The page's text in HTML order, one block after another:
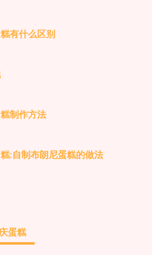
有什么区别
制作方法
:自制布朗尼蛋糕的做法
蛋糕